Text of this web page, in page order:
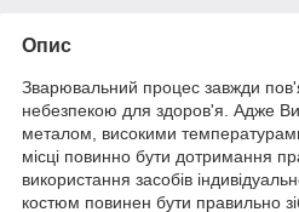
Опис
Зварювальний процес завжди
небезпекою для здоров'я. Адже
металом, високими
місці повинно бути дотримання
використання засобів
костюм повинен бути правильно